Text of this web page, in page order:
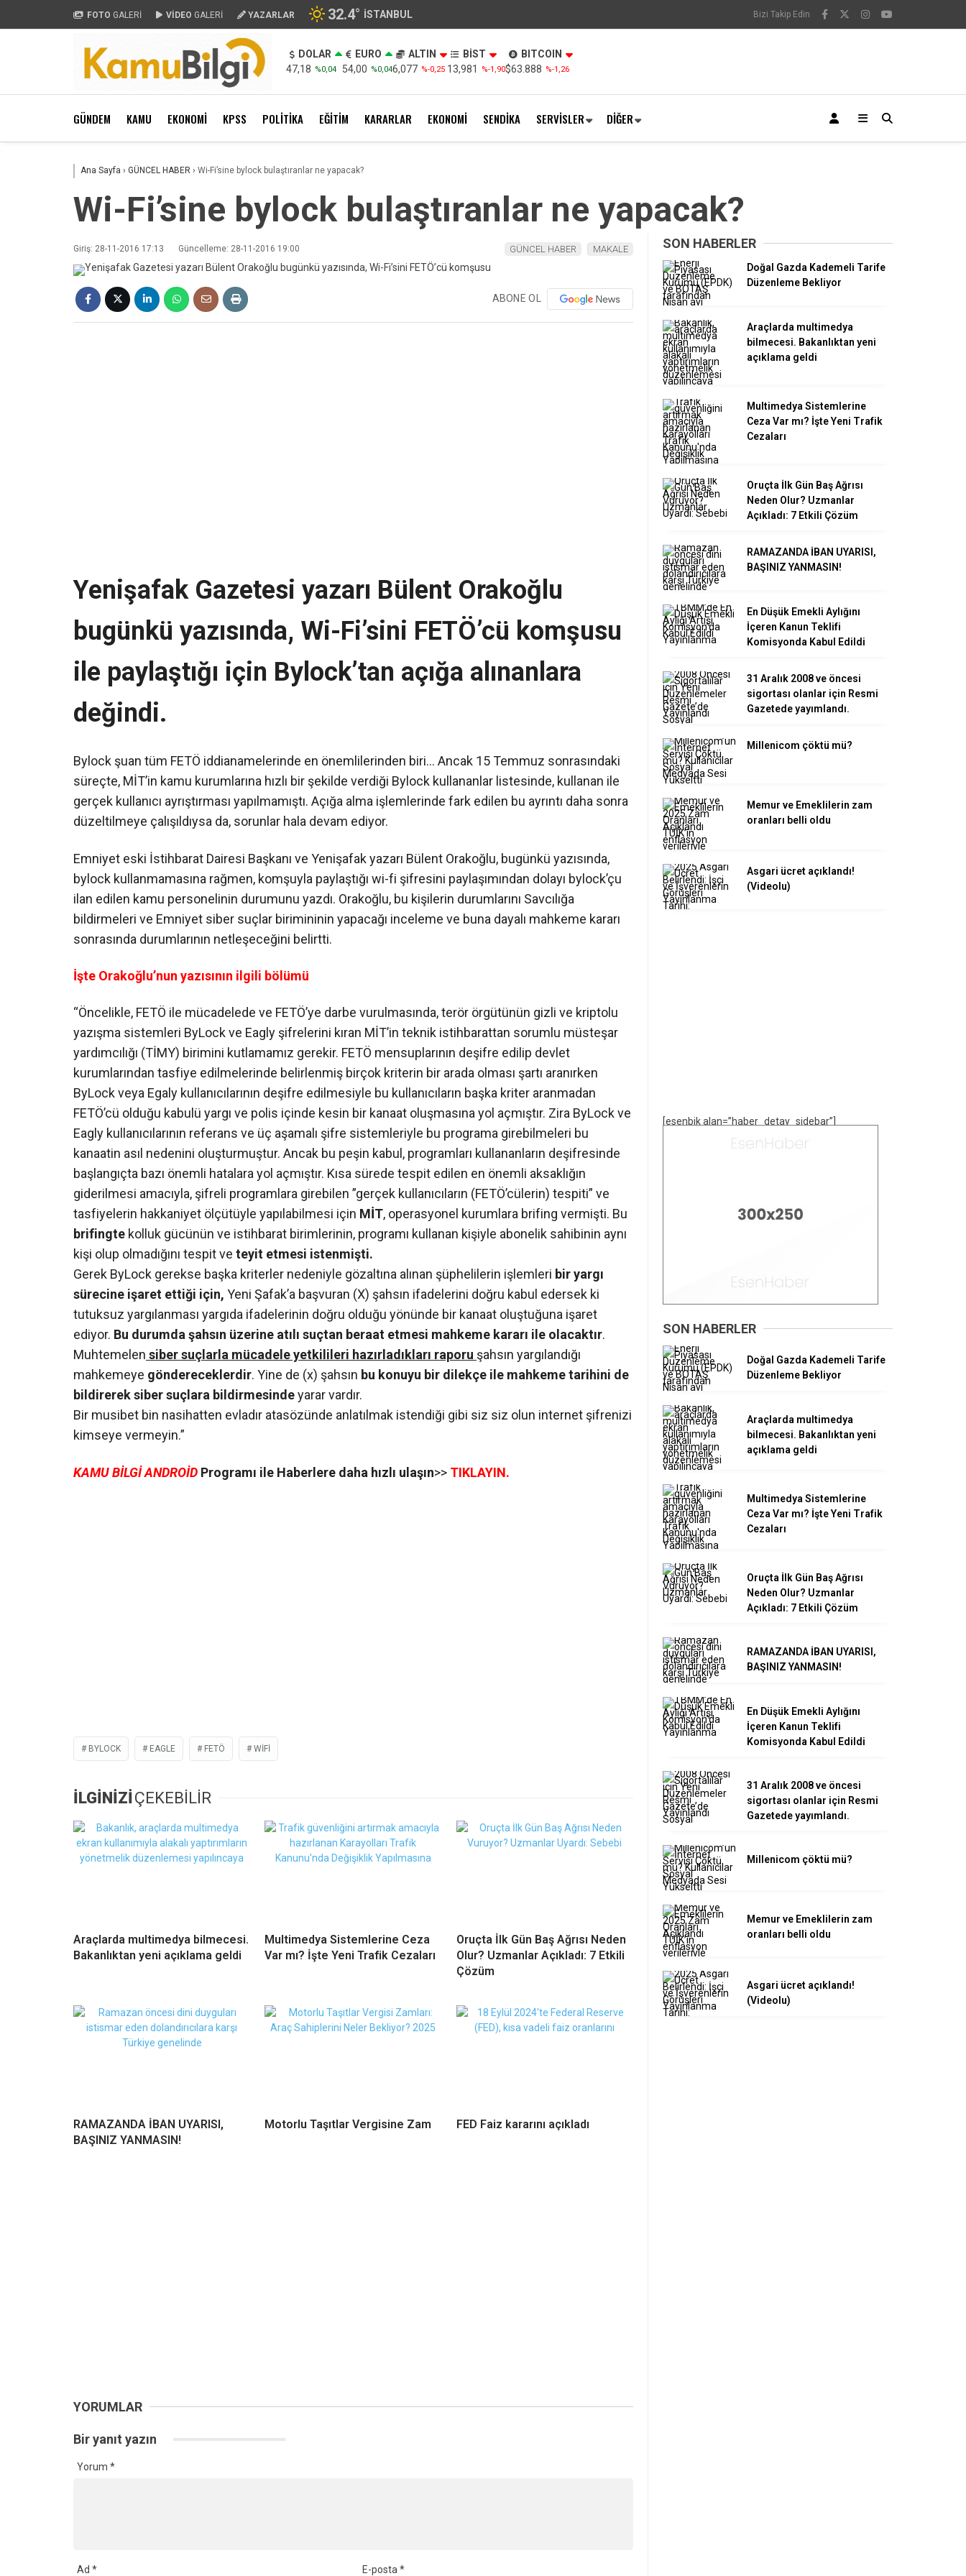
FOTO GALERİ VİDEO GALERİ YAZARLAR 32.4° İSTANBUL Bizi Takip Edin
DOLAR
47,18 %0,04
EURO
54,00 %0,04
ALTIN
6,077 %-0,25
BİST
13,981
%-1,90
BITCOIN
$63.888 %-1,26
GÜNDEM KAMU EKONOMİ KPSS POLİTİKA EĞİTİM KARARLAR EKONOMİ SENDİKA SERVİSLER DİĞER
Ana Sayfa › GÜNCEL HABER › Wi-Fi’sine bylock bulaştıranlar ne yapacak?
Wi-Fi’sine bylock bulaştıranlar ne yapacak?
Giriş: 28-11-2016 17:13 Güncelleme: 28-11-2016 19:00 GÜNCEL HABER MAKALE
ABONE OL
Yenişafak Gazetesi yazarı Bülent Orakoğlu
bugünkü yazısında, Wi-Fi’sini FETÖ’cü komşusu
ile paylaştığı için Bylock’tan açığa alınanlara
değindi.
Bylock şuan tüm FETÖ iddianamelerinde en önemlilerinden biri… Ancak 15 Temmuz sonrasındaki
süreçte, MİT’in kamu kurumlarına hızlı bir şekilde verdiği Bylock kullananlar listesinde, kullanan ile
gerçek kullanıcı ayrıştırması yapılmamıştı. Açığa alma işlemlerinde fark edilen bu ayrıntı daha sonra
düzeltilmeye çalışıldıysa da, sorunlar hala devam ediyor.
Emniyet eski İstihbarat Dairesi Başkanı ve Yenişafak yazarı Bülent Orakoğlu, bugünkü yazısında,
bylock kullanmamasına rağmen, komşuyla paylaştığı wi-fi şifresini paylaşımından dolayı bylock’çu
ilan edilen kamu personelinin durumunu yazdı. Orakoğlu, bu kişilerin durumlarını Savcılığa
bildirmeleri ve Emniyet siber suçlar birimininin yapacağı inceleme ve buna dayalı mahkeme kararı
sonrasında durumlarının netleşeceğini belirtti.
İşte Orakoğlu’nun yazısının ilgili bölümü
“Öncelikle, FETÖ ile mücadelede ve FETÖ’ye darbe vurulmasında, terör örgütünün gizli ve kriptolu
yazışma sistemleri ByLock ve Eagly şifrelerini kıran MİT’in teknik istihbarattan sorumlu müsteşar
yardımcılığı (TİMY) birimini kutlamamız gerekir. FETÖ mensuplarının deşifre edilip devlet
kurumlarından tasfiye edilmelerinde belirlenmiş birçok kriterin bir arada olması şartı aranırken
ByLock veya Egaly kullanıcılarının deşifre edilmesiyle bu kullanıcıların başka kriter aranmadan
FETÖ’cü olduğu kabulü yargı ve polis içinde kesin bir kanaat oluşmasına yol açmıştır. Zira ByLock ve
Eagly kullanıcılarının referans ve üç aşamalı şifre sistemleriyle bu programa girebilmeleri bu
kanaatin asıl nedenini oluşturmuştur. Ancak bu peşin kabul, programları kullananların deşifresinde
başlangıçta bazı önemli hatalara yol açmıştır. Kısa sürede tespit edilen en önemli aksaklığın
giderilmesi amacıyla, şifreli programlara girebilen ”gerçek kullanıcıların (FETÖ’cülerin) tespiti” ve
tasfiyelerin hakkaniyet ölçütüyle yapılabilmesi için MİT, operasyonel kurumlara brifing vermişti. Bu
brifingte kolluk gücünün ve istihbarat birimlerinin, programı kullanan kişiyle abonelik sahibinin aynı
kişi olup olmadığını tespit ve teyit etmesi istenmişti.
Gerek ByLock gerekse başka kriterler nedeniyle gözaltına alınan şüphelilerin işlemleri bir yargı
sürecine işaret ettiği için, Yeni Şafak’a başvuran (X) şahsın ifadelerini doğru kabul edersek ki
tutuksuz yargılanması yargıda ifadelerinin doğru olduğu yönünde bir kanaat oluştuğuna işaret
ediyor. Bu durumda şahsın üzerine atılı suçtan beraat etmesi mahkeme kararı ile olacaktır.
Muhtemelen siber suçlarla mücadele yetkilileri hazırladıkları raporu şahsın yargılandığı
mahkemeye göndereceklerdir. Yine de (x) şahsın bu konuyu bir dilekçe ile mahkeme tarihini de
bildirerek siber suçlara bildirmesindeyarar vardır.
Bir musibet bin nasihatten evladır atasözünde anlatılmak istendiği gibi siz siz olun internet şifrenizi
kimseye vermeyin.”
KAMU BİLGİ ANDROİD Programı ile Haberlere daha hızlı ulaşın>> TIKLAYIN.
BYLOCK EAGLE FETÖ WIFI
İLGİNİZİÇEKEBİLİR
Araçlarda multimedya bilmecesi.
Bakanlıktan yeni açıklama geldi
Multimedya Sistemlerine Ceza
Var mı? İşte Yeni Trafik Cezaları
Oruçta İlk Gün Baş Ağrısı Neden
Olur? Uzmanlar Açıkladı: 7 Etkili
Çözüm
RAMAZANDA İBAN UYARISI,
BAŞINIZ YANMASIN!
Motorlu Taşıtlar Vergisine Zam FED Faiz kararını açıkladı
YORUMLAR
Bir yanıt yazın
Yorum *
Ad * E-posta*
SON HABERLER
Doğal Gazda Kademeli Tarife
Düzenleme Bekliyor
Araçlarda multimedya
bilmecesi. Bakanlıktan yeni
açıklama geldi
Multimedya Sistemlerine
Ceza Var mı? İşte Yeni Trafik
Cezaları
Oruçta İlk Gün Baş Ağrısı
Neden Olur? Uzmanlar
Açıkladı: 7 Etkili Çözüm
RAMAZANDA İBAN UYARISI,
BAŞINIZ YANMASIN!
En Düşük Emekli Aylığını
İçeren Kanun Teklifi
Komisyonda Kabul Edildi
31 Aralık 2008 ve öncesi
sigortası olanlar için Resmi
Gazetede yayımlandı.
Millenicom çöktü mü?
Memur ve Emeklilerin zam
oranları belli oldu
Asgari ücret açıklandı!
(Videolu)
[esenbik alan=”haber_detay_sidebar”]
SON HABERLER
Doğal Gazda Kademeli Tarife
Düzenleme Bekliyor
Araçlarda multimedya
bilmecesi. Bakanlıktan yeni
açıklama geldi
Multimedya Sistemlerine
Ceza Var mı? İşte Yeni Trafik
Cezaları
Oruçta İlk Gün Baş Ağrısı
Neden Olur? Uzmanlar
Açıkladı: 7 Etkili Çözüm
RAMAZANDA İBAN UYARISI,
BAŞINIZ YANMASIN!
En Düşük Emekli Aylığını
İçeren Kanun Teklifi
Komisyonda Kabul Edildi
31 Aralık 2008 ve öncesi
sigortası olanlar için Resmi
Gazetede yayımlandı.
Millenicom çöktü mü?
Memur ve Emeklilerin zam
oranları belli oldu
Asgari ücret açıklandı!
(Videolu)